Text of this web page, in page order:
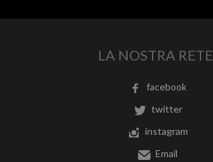
LA NOSTRA RETE
facebook
twitter
instagram
Email